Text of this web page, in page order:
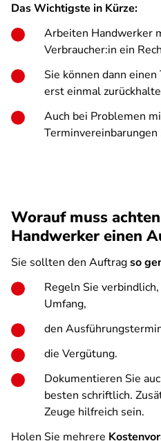
Das Wichtigste in Kürze:
Arbeiten Handwerker
Verbraucher:in ein
Sie können dann
erst einmal
Auch bei Problemen
Worauf muss
Handwerker einen
Sie sollten den Auftragso
Regeln Sie
Umfang,
den
die Vergütung.
Dokumentieren Sie
besten schriftlich.
Zeuge hilfreich sein.
Holen Sie mehrere